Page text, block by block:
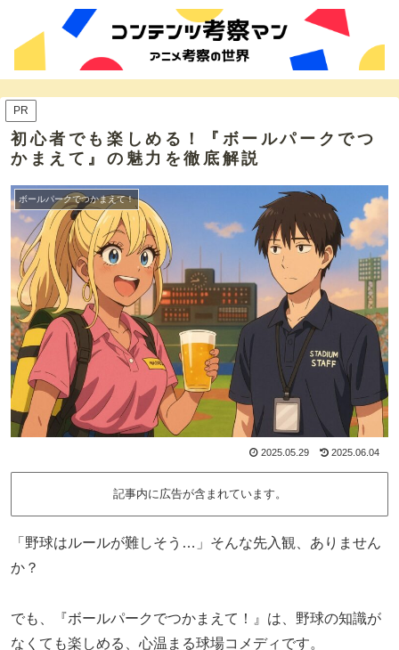
PR
初心者でも楽しめる！『ボールパークでつ
かまえて』の魅力を徹底解説
ボールパークでつかまえて！
2025.05.29 2025.06.04
記事内に広告が含まれています。
「野球はルールが難しそう…」そんな先入観、ありません
か？
でも、『ボールパークでつかまえて！』は、野球の知識が
なくても楽しめる、心温まる球場コメディです。